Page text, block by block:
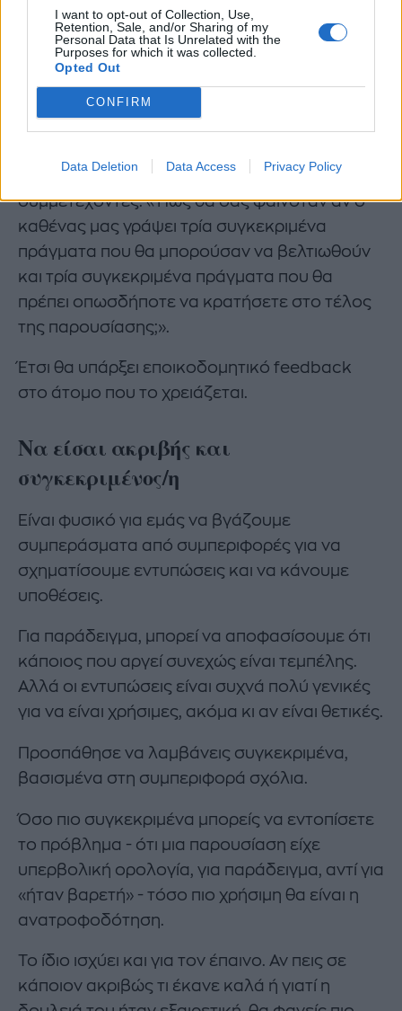
I want to opt-out of Collection, Use,
Retention, Sale, and/or Sharing of my
Personal Data that Is Unrelated with the
Purposes for which it was collected.
Opted Out
CONFIRM
Data Deletion Data Access Privacy Policy
νιώθουν αυτή την τόση θετικότητα μέσα τους
ή αν το κάνουν για να έχουν το «κεφάλι τους
ήσυχο».
Ένας τρόπος για να το κάνεις αυτό είναι
δουλειά σου, θα μπορούσες να ρωτήσεις τους
συμμετέχοντες: «Πώς θα σας φαινόταν αν ο
καθένας μας γράψει τρία συγκεκριμένα
πράγματα που θα μπορούσαν να βελτιωθούν
και τρία συγκεκριμένα πράγματα που θα
πρέπει οπωσδήποτε να κρατήσετε στο τέλος
της παρουσίασης;».
Έτσι θα υπάρξει εποικοδομητικό feedback
στο άτομο που το χρειάζεται.
Να είσαι ακριβής και
συγκεκριμένος/η
Είναι φυσικό για εμάς να βγάζουμε
συμπεράσματα από συμπεριφορές για να
σχηματίσουμε εντυπώσεις και να κάνουμε
υποθέσεις.
Για παράδειγμα, μπορεί να αποφασίσουμε ότι
κάποιος που αργεί συνεχώς είναι τεμπέλης.
Αλλά οι εντυπώσεις είναι συχνά πολύ γενικές
για να είναι χρήσιμες, ακόμα κι αν είναι θετικές.
Προσπάθησε να λαμβάνεις συγκεκριμένα,
βασισμένα στη συμπεριφορά σχόλια.
Όσο πιο συγκεκριμένα μπορείς να εντοπίσετε
το πρόβλημα - ότι μια παρουσίαση είχε
υπερβολική ορολογία, για παράδειγμα, αντί για
«ήταν βαρετή» - τόσο πιο χρήσιμη θα είναι η
ανατροφοδότηση.
Το ίδιο ισχύει και για τον έπαινο. Αν πεις σε
κάποιον ακριβώς τι έκανε καλά ή γιατί η